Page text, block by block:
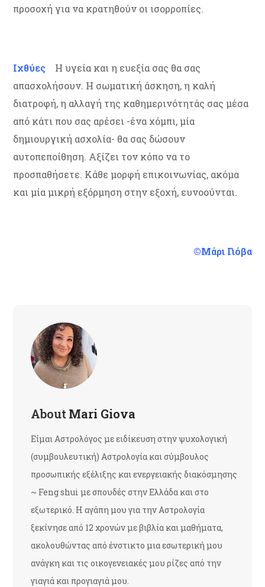
προσοχή για να κρατηθούν οι ισορροπίες.
Ιχθύες Η υγεία και η ευεξία σας θα σας
απασχολήσουν. Η σωματική άσκηση, η καλή
διατροφή, η αλλαγή της καθημερινότητάς σας μέσα
από κάτι που σας αρέσει -ένα χόμπι, μία
δημιουργική ασχολία- θα σας δώσουν
αυτοπεποίθηση. Αξίζει τον κόπο να το
προσπαθήσετε. Κάθε μορφή επικοινωνίας, ακόμα
και μία μικρή εξόρμηση στην εξοχή, ευνοούνται.
©Μάρι Γιόβα
AboutMari Giova
Είμαι Αστρολόγος με ειδίκευση στην ψυχολογική
(συμβουλευτική) Αστρολογία και σύμβουλος
προσωπικής εξέλιξης και ενεργειακής διακόσμησης
~ Feng shui με σπουδές στην Ελλάδα και στο
εξωτερικό. Η αγάπη μου για την Αστρολογία
ξεκίνησε από 12 χρονών με βιβλία και μαθήματα,
ακολουθώντας από ένστικτο μια εσωτερική μου
ανάγκη και τις οικογενειακές μου ρίζες από την
γιαγιά και προγιαγιά μου.